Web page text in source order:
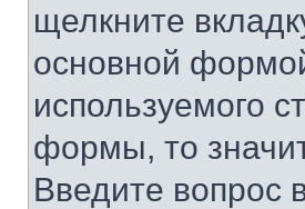
щелкните
основной
используемого
формы, то
Введите вопрос